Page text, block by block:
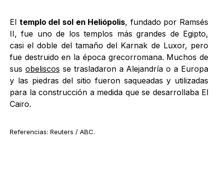
El templo del sol en Heliópolis, fundado por Ramsés
II, fue uno de los templos más grandes de Egipto,
casi el doble del tamaño del Karnak de Luxor, pero
fue destruido en la época grecorromana. Muchos de
sus obeliscos se trasladaron a Alejandría o a Europa
y las piedras del sitio fueron saqueadas y utilizadas
para la construcción a medida que se desarrollaba El
Cairo.
Referencias: Reuters / ABC.